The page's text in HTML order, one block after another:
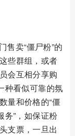
售卖“僵尸粉”的
些群组，或者
会互相分享购
种看似可靠的氛
量和价格的“僵
务”，如保证粉
支票，一旦出